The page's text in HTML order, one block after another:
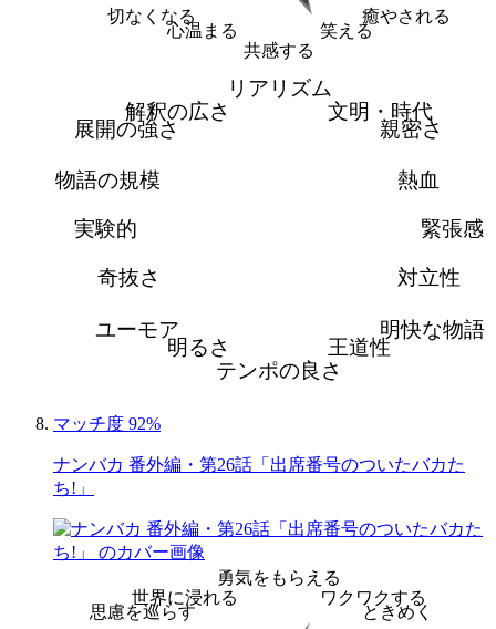
癒やされる
笑える
共感する
心温まる
切なくなる
リアリズム
文明・時代
親密さ
熱血
緊張感
対立性
明快な物語
王道性
テンポの良さ
明るさ
ユーモア
奇抜さ
実験的
物語の規模
展開の強さ
解釈の広さ
マッチ度 92%
ナンバカ 番外編・第26話「出席番号のついたバカた
ち!」
勇気をもらえる
ワクワクする
ときめく
思慮を巡らす
世界に浸れる